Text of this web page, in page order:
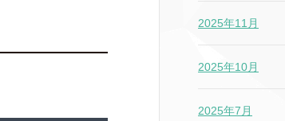
2025年11月
2025年10月
2025年7月